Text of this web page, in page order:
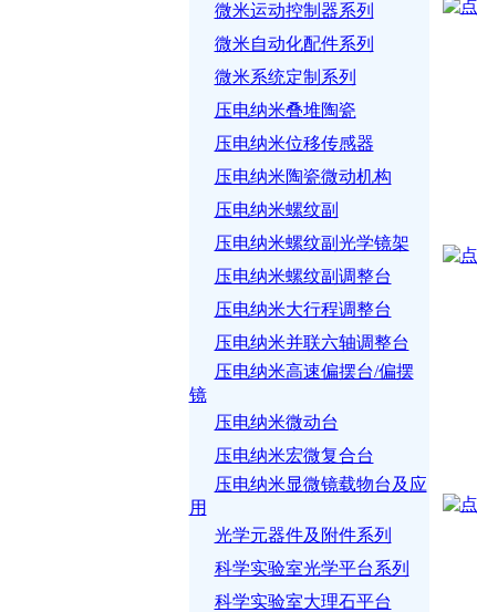
微米运动控制器系列
微米自动化配件系列
微米系统定制系列
压电纳米叠堆陶瓷
压电纳米位移传感器
压电纳米陶瓷微动机构
压电纳米螺纹副
压电纳米螺纹副光学镜架
压电纳米螺纹副调整台
压电纳米大行程调整台
压电纳米并联六轴调整台
压电纳米高速偏摆台/偏摆
镜
压电纳米微动台
压电纳米宏微复合台
压电纳米显微镜载物台及应
用
光学元器件及附件系列
科学实验室光学平台系列
科学实验室大理石平台